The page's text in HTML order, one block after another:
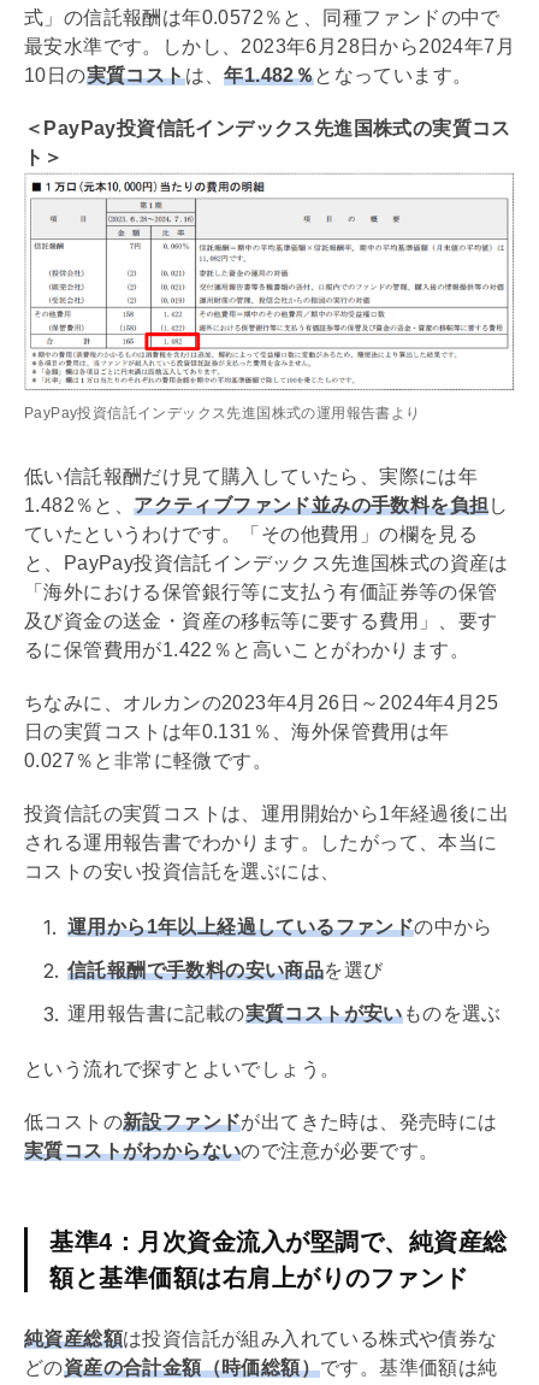
式」の信託報酬は年0.0572％と、同種ファンドの中で
最安水準です。しかし、2023年6月28日から2024年7月
10日の実質コストは、年1.482％となっています。
＜PayPay投資信託インデックス先進国株式の実質コス
ト＞
PayPay投資信託インデックス先進国株式の運用報告書より
低い信託報酬だけ見て購入していたら、実際には年
1.482％と、アクティブファンド並みの手数料を負担し
ていたというわけです。「その他費用」の欄を見る
と、PayPay投資信託インデックス先進国株式の資産は
「海外における保管銀行等に支払う有価証券等の保管
及び資金の送金・資産の移転等に要する費用」、要す
るに保管費用が1.422％と高いことがわかります。
ちなみに、オルカンの2023年4月26日～2024年4月25
日の実質コストは年0.131％、海外保管費用は年
0.027％と非常に軽微です。
投資信託の実質コストは、運用開始から1年経過後に出
される運用報告書でわかります。したがって、本当に
コストの安い投資信託を選ぶには、
運用から1年以上経過しているファンドの中から
信託報酬で手数料の安い商品を選び
運用報告書に記載の実質コストが安いものを選ぶ
という流れで探すとよいでしょう。
低コストの新設ファンドが出てきた時は、発売時には
実質コストがわからないので注意が必要です。
基準4：月次資金流入が堅調で、純資産総
額と基準価額は右肩上がりのファンド
純資産総額は投資信託が組み入れている株式や債券な
どの資産の合計金額（時価総額）です。基準価額は純